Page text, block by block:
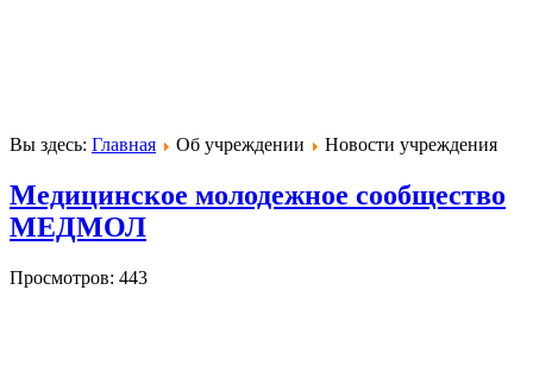
Вы здесь: Главная Об учреждении Новости учреждения
Медицинское молодежное сообщество
МЕДМОЛ
Просмотров: 443